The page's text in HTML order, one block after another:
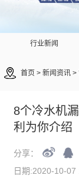
行业新闻
首页 > 新闻资讯 >
8个冷水机
利为你介绍
分享：
日期:2020-10-07